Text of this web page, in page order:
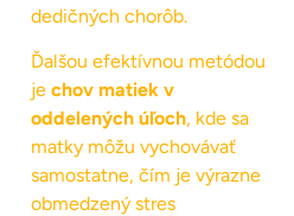
dedičných chorôb.
Ďalšou efektívnou metódou
je chov matiek v
oddelených úľoch, kde sa
matky môžu vychovávať
samostatne, čím je výrazne
obmedzený stres